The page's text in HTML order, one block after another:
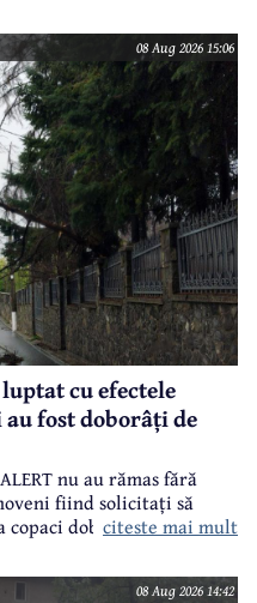
08 Aug 2026 15:06
cu efectele
fost doborâți de
nu au rămas fără
fiind solicitați să
doborâți în urma
citeste mai mult
08 Aug 2026 14:42